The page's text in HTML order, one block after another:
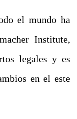
el mundo ha
Institute,
legales y es
en el este